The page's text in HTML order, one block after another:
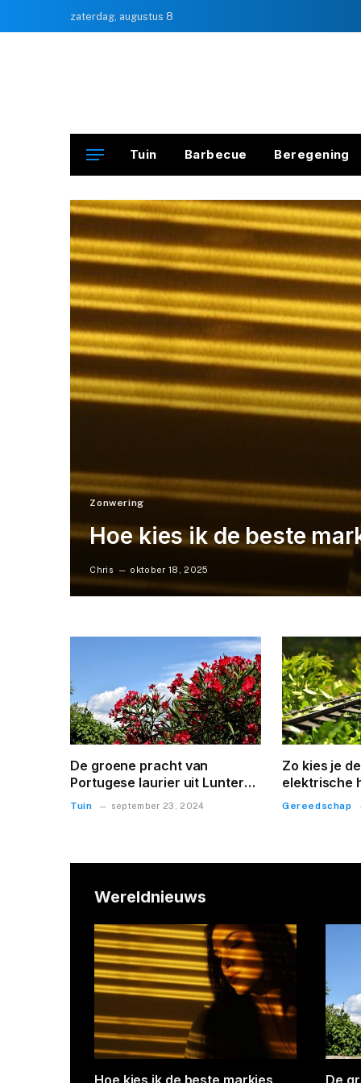
zaterdag, augustus 8
Tuin Barbecue Beregening
Zonwering
Hoe kies ik de beste
Chris oktober 18, 2025
De groene pracht van
Portugese laurier uit Lunteren
ontdekken
Tuin september 23, 2024
Zo kies je
elektrische
voor jouw
Gereedschap
Wereldnieuws
Creatieve ideeën voor